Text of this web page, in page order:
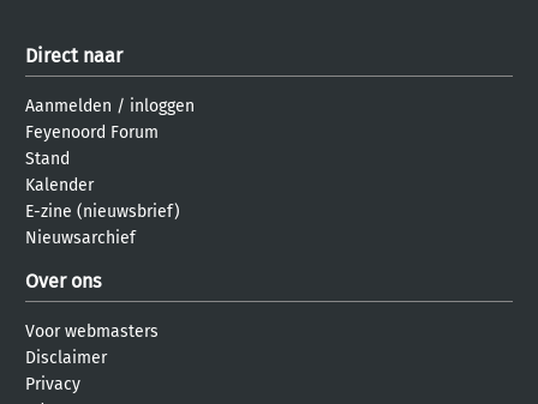
Direct naar
Aanmelden / inloggen
Feyenoord Forum
Stand
Kalender
E-zine (nieuwsbrief)
Nieuwsarchief
Over ons
Voor webmasters
Disclaimer
Privacy